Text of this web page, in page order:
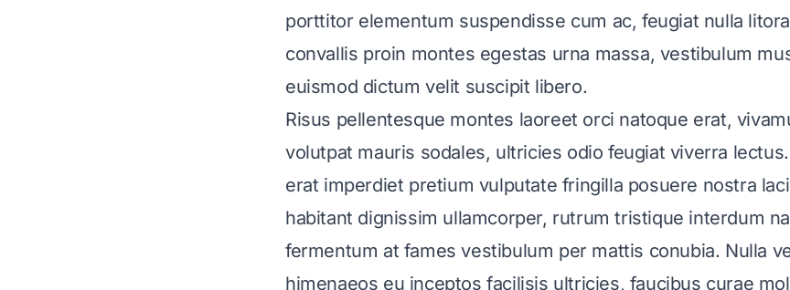
porttitor elementum suspendisse cum ac, feugiat nulla
convallis proin montes egestas urna massa, vestibulum
euismod dictum velit suscipit libero.
Risus pellentesque montes laoreet orci natoque erat,
volutpat mauris sodales, ultricies odio feugiat viverra
erat imperdiet pretium vulputate fringilla posuere nostra
habitant dignissim ullamcorper, rutrum tristique interdum
fermentum at fames vestibulum per mattis conubia. Nulla
himenaeos eu inceptos facilisis ultricies, faucibus curae